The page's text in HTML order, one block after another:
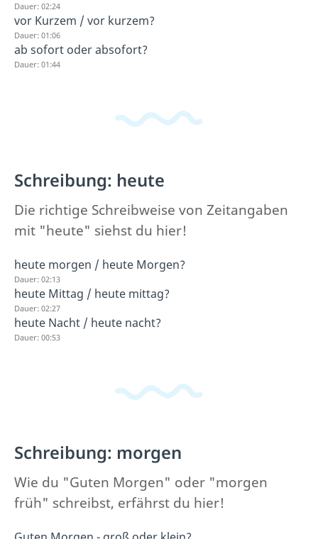
Dauer: 02:24
vor Kurzem / vor kurzem?
Dauer: 01:06
ab sofort oder absofort?
Dauer: 01:44
Schreibung: heute
Die richtige Schreibweise von Zeitangaben
mit "heute" siehst du hier!
heute morgen / heute Morgen?
Dauer: 02:13
heute Mittag / heute mittag?
Dauer: 02:27
heute Nacht / heute nacht?
Dauer: 00:53
Schreibung: morgen
Wie du "Guten Morgen" oder "morgen
früh" schreibst, erfährst du hier!